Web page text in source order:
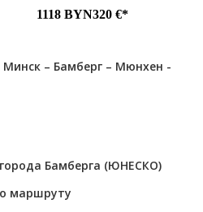
1118 BYN320 €*
Минск – Бамберг – Мюнхен -
Бамберга (ЮНЕСКО)
маршруту